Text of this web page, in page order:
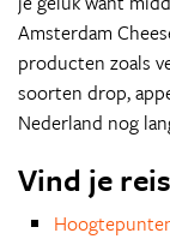
Amsterdam
producten zoals
soorten drop,
Nederland nog
Vind je